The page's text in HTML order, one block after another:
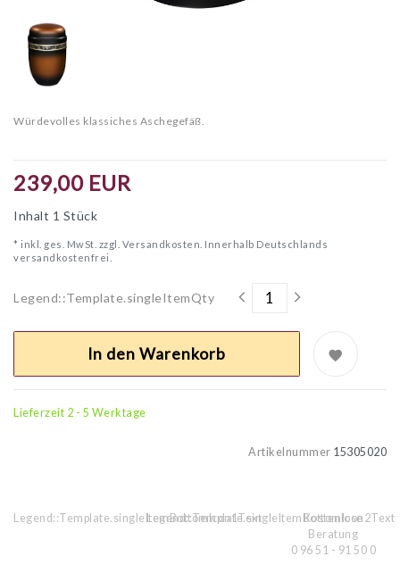
Würdevolles klassiches Aschegefäß.
239,00 EUR
Inhalt 1 Stück
* inkl. ges. MwSt. zzgl. Versandkosten. Innerhalb Deutschlands
versandkostenfrei.
Legend::Template.singleItemQty
In den Warenkorb
Lieferzeit 2 - 5 Werktage
Artikelnummer 15305020
Legend::Template.singleItemBottomIcon1TextLegend::Template.singleItemBottomIcon2Text
Kostenlose
Beratung
0 96 51 - 91 50 0